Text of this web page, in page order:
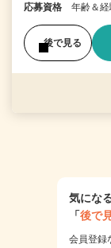
応募資格 年齢＆
後で見る
気にな
「後で
会員登録